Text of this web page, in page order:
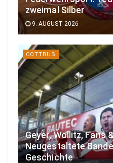
zweimal Silber
9. AUGUST 2026
COTTBUS
Geyer, Wollitz, Fans
Neugestaltete
Geschichte